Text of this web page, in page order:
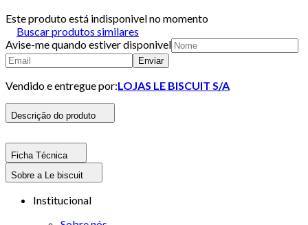
Este produto está indisponivel no momento
Buscar produtos similares
Avise-me quando estiver disponivel
Enviar
Vendido e entregue por:LOJAS LE BISCUIT S/A
Descrição do produto
Ficha Técnica
Sobre a Le biscuit
Institucional